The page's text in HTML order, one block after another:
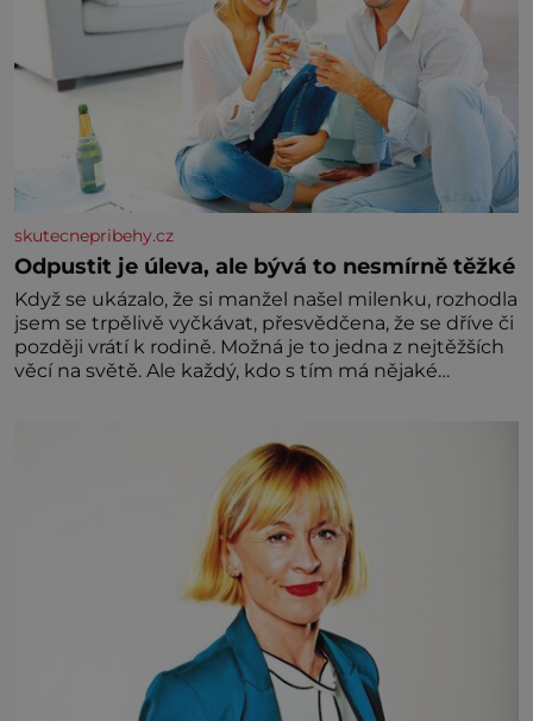
skutecnepribehy.cz
Odpustit je úleva, ale bývá to nesmírně těžké
Když se ukázalo, že si manžel našel milenku, rozhodla
jsem se trpělivě vyčkávat, přesvědčena, že se dříve či
později vrátí k rodině. Možná je to jedna z nejtěžších
věcí na světě. Ale každý, kdo s tím má nějaké